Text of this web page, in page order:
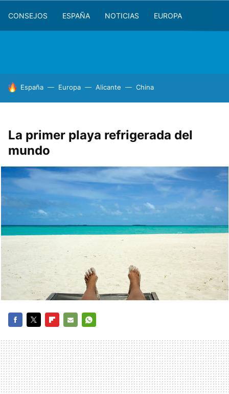
CONSEJOS ESPAÑA NOTICIAS EUROPA
HOY SE HABLA DE
España Europa Alicante China
La primer playa refrigerada del
mundo
MAIL